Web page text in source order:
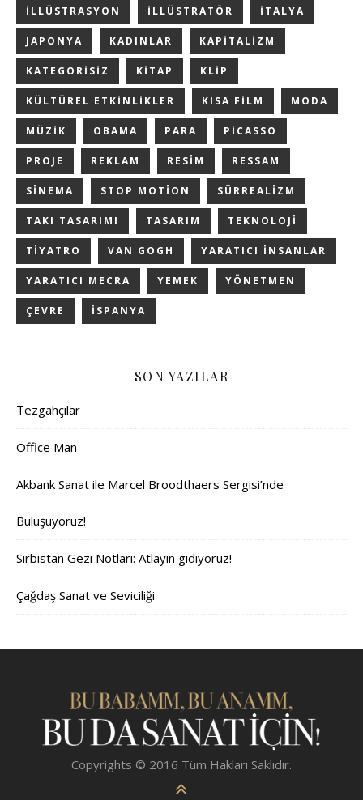
ILLÜSTRASYON ILLÜSTRATÖR ITALYA
JAPONYA KADINLAR KAPITALIZM
KATEGORISIZ KITAP KLIP
KÜLTÜREL ETKINLIKLER KISA FILM MODA
MÜZIK OBAMA PARA PICASSO
PROJE REKLAM RESIM RESSAM
SINEMA STOP MOTION SÜRREALIZM
TAKI TASARIMI TASARIM TEKNOLOJI
TIYATRO VAN GOGH YARATICI INSANLAR
YARATICI MECRA YEMEK YÖNETMEN
ÇEVRE İSPANYA
SON YAZILAR
Tezgahçılar
Office Man
Akbank Sanat ile Marcel Broodthaers Sergisi’nde
Buluşuyoruz!
Sırbistan Gezi Notları: Atlayın gidiyoruz!
Çağdaş Sanat ve Seviciliği
Copyrights © 2016 Tüm Hakları Saklıdır.